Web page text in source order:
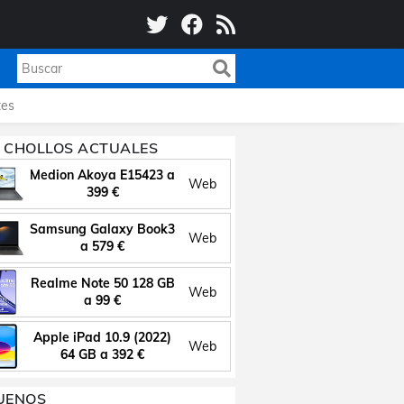
CHOLLOS ACTUALES
Medion Akoya E15423 a
399 €
Web
Samsung Galaxy Book3
a 579 €
Web
Realme Note 50 128 GB
a 99 €
Web
Apple iPad 10.9 (2022)
64 GB a 392 €
Web